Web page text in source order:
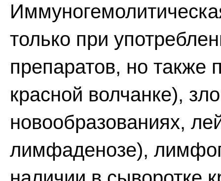
только при
препаратов, но также
красной волчанке),
новообразованиях,
лимфаденозе),